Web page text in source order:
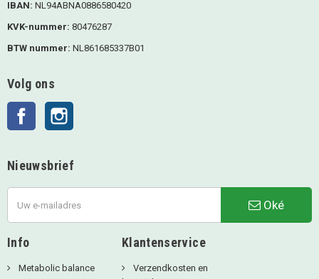
IBAN: NL94ABNA0886580420
KVK-nummer: 80476287
BTW nummer: NL861685337B01
Volg ons
Facebook
Nieuwsbrief
Oké
Info
Metabolic balance
Klantenservice
Verzendkosten en